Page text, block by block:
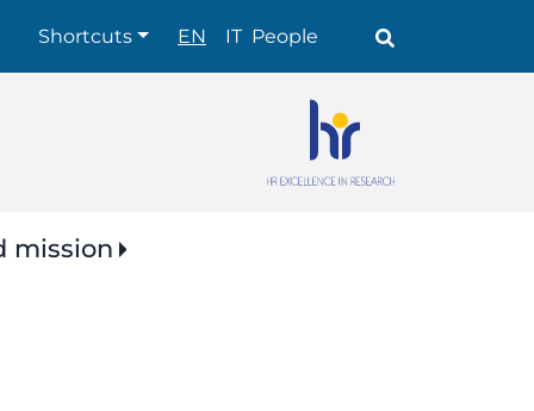
Shortcuts
Shortcuts EN IT People
mission